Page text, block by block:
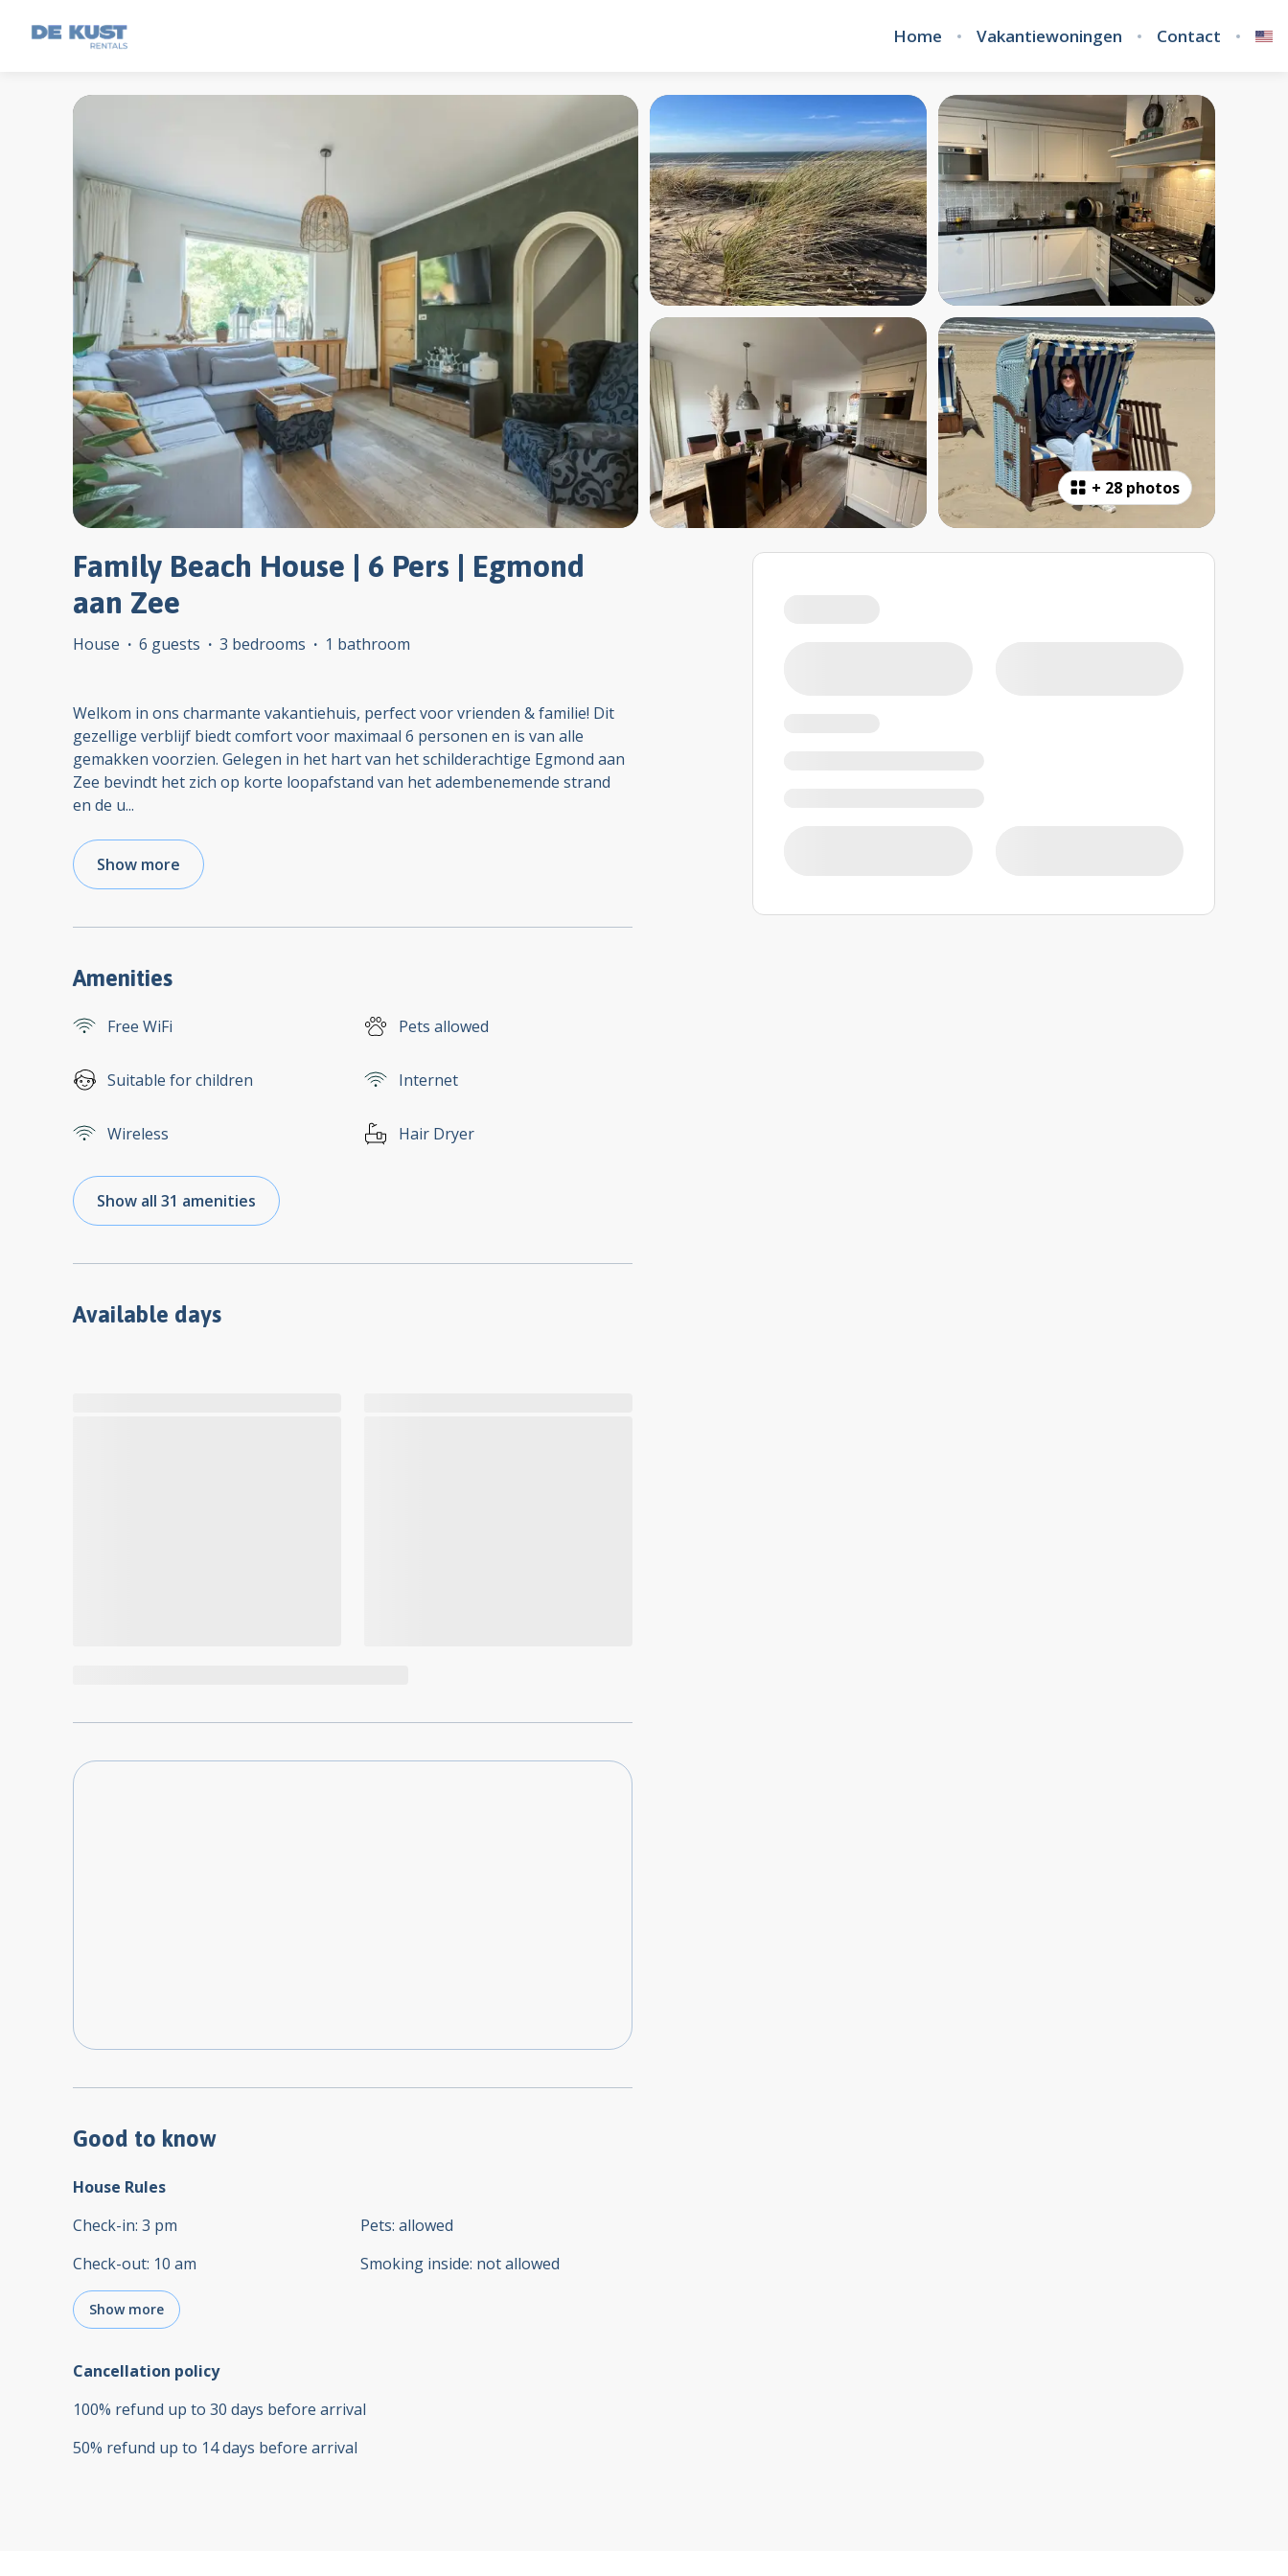
Home Vakantiewoningen Contact
+ 28 photos
Family Beach House | 6 Pers | Egmond
aan Zee
House · 6 guests · 3 bedrooms · 1 bathroom
Welkom in ons charmante vakantiehuis, perfect voor vrienden & familie! Dit
gezellige verblijf biedt comfort voor maximaal 6 personen en is van alle
gemakken voorzien. Gelegen in het hart van het schilderachtige Egmond aan
Zee bevindt het zich op korte loopafstand van het adembenemende strand
en de u...
Show more
Amenities
Free WiFi Pets allowed
Suitable for children Internet
Wireless Hair Dryer
Show all 31 amenities
Available days
Good to know
House Rules
Check-in: 3 pm
Check-out: 10 am
Pets: allowed
Smoking inside: not allowed
Show more
Cancellation policy
100% refund up to 30 days before arrival
50% refund up to 14 days before arrival